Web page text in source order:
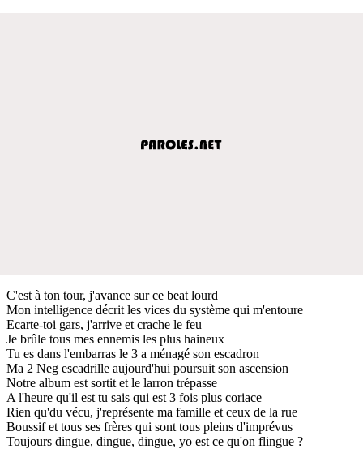
C'est à ton tour, j'avance sur ce beat lourd
Mon intelligence décrit les vices du système qui m'entoure
Ecarte-toi gars, j'arrive et crache le feu
Je brûle tous mes ennemis les plus haineux
Tu es dans l'embarras le 3 a ménagé son escadron
Ma 2 Neg escadrille aujourd'hui poursuit son ascension
Notre album est sortit et le larron trépasse
A l'heure qu'il est tu sais qui est 3 fois plus coriace
Rien qu'du vécu, j'représente ma famille et ceux de la rue
Boussif et tous ses frères qui sont tous pleins d'imprévus
Toujours dingue, dingue, dingue, yo est ce qu'on flingue ?